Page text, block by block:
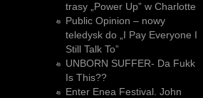
trasy „Power Up” w Charlotte
Public Opinion – nowy
teledysk do „I Pay Everyone I
Still Talk To”
UNBORN SUFFER- Da Fukk
Is This??
Enter Enea Festival. John